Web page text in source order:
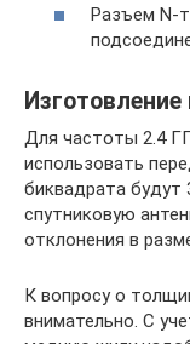
Разъем N-
Изготовление
Для частоты 2.4
использовать
биквадрата
спутниковую
отклонения в
К вопросу о
внимательно. С